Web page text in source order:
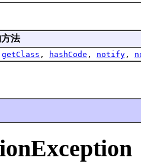
法
getClass , hashCode , notify ,